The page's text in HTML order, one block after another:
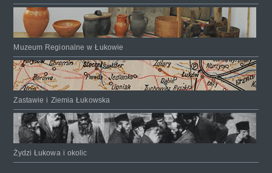
Muzeum Regionalne w Łukowie
Zastawie i Ziemia Łukowska
Żydzi Łukowa i okolic